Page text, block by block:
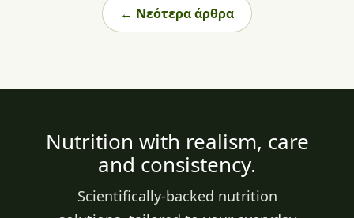
← Νεότερα άρθρα
Nutrition with realism, care
and consistency.
Scientifically-backed nutrition